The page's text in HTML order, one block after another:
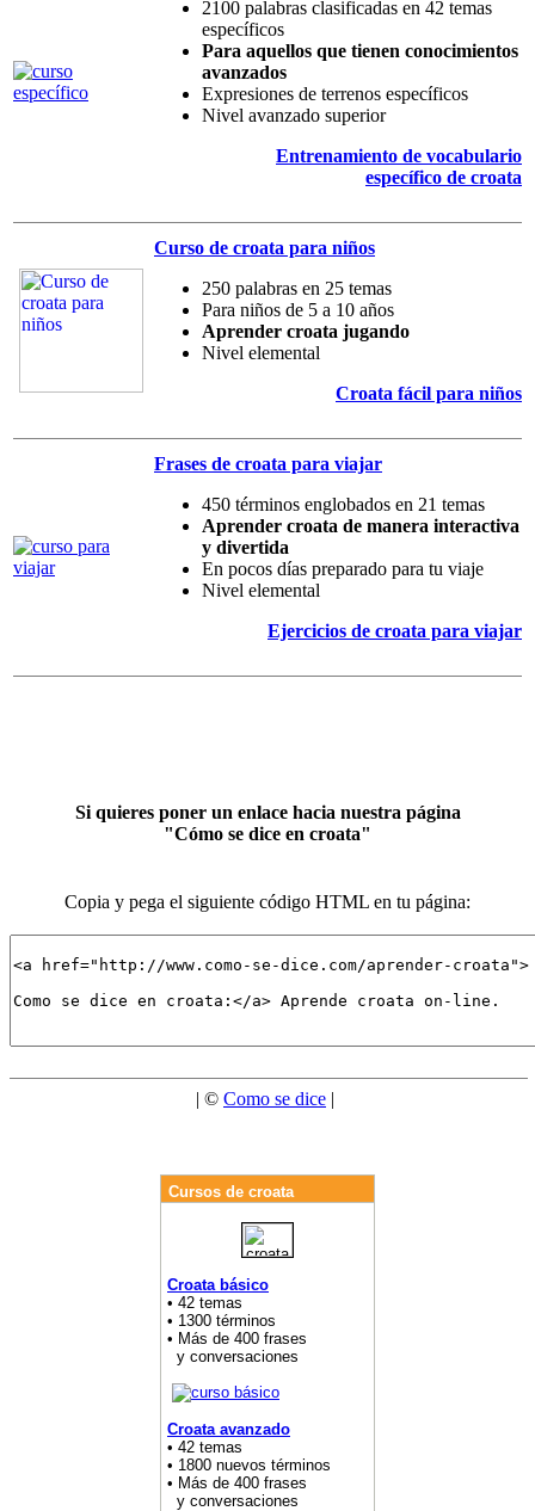
2100 palabras clasificadas en 42 temas
específicos
Para aquellos que tienen conocimientos
avanzados
Expresiones de terrenos específicos
Nivel avanzado superior
Entrenamiento de vocabulario
específico de croata
Curso de croata para niños
250 palabras en 25 temas
Para niños de 5 a 10 años
Aprender croata jugando
Nivel elemental
Croata fácil para niños
Frases de croata para viajar
450 términos englobados en 21 temas
Aprender croata de manera interactiva
y divertida
En pocos días preparado para tu viaje
Nivel elemental
Ejercicios de croata para viajar
Si quieres poner un enlace hacia nuestra página
"Cómo se dice en croata"
Copia y pega el siguiente código HTML en tu página:
| © Como se dice |
Cursos de croata
Croata básico
• 42 temas
• 1300 términos
• Más de 400 frases
y conversaciones
Croata avanzado
• 42 temas
• 1800 nuevos términos
• Más de 400 frases
y conversaciones